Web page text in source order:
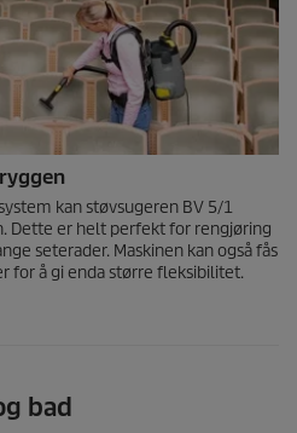
kan støvsugeren BV 5/1
Dette er helt perfekt for rengjøring
seterader. Maskinen kan også fås
for å gi enda større fleksibilitet.
bad